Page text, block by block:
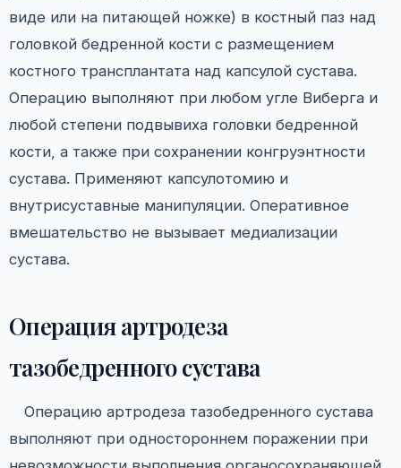
виде или на питающей ножке) в костный паз над
головкой бедренной кости с размещением
костного трансплантата над капсулой сустава.
Операцию выполняют при любом угле Виберга и
любой степени подвывиха головки бедренной
кости, а также при сохранении конгруэнтности
сустава. Применяют капсулотомию и
внутрисуставные манипуляции. Оперативное
вмешательство не вызывает медиализации
сустава.
Операция артродеза
тазобедренного сустава
Операцию артродеза тазобедренного сустава
выполняют при одностороннем поражении при